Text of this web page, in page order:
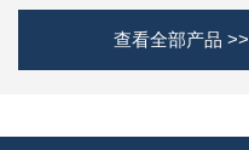
查看全部产品 >>